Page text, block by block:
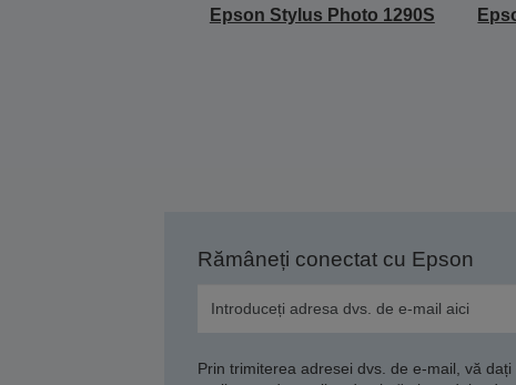
Epson Stylus Photo 1290S
Rămâneți conectat cu Epson
Prin trimiterea adresei dvs. de e-mail, vă